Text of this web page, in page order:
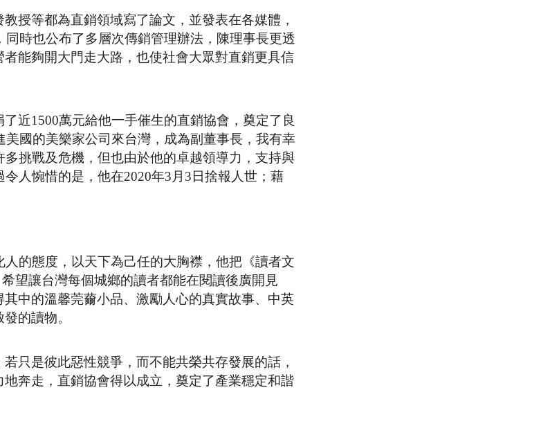
授等都為直銷領域寫了論文，並發表在各媒體，
時也公布了多層次傳銷管理辦法，陳理事長更透
能夠開大門走大路，也使社會大眾對直銷更具信
近1500萬元給他一手催生的直銷協會，奠定了良
國的美樂家公司來台灣，成為副董事長，我有幸
挑戰及危機，但也由於他的卓越領導力，支持與
人惋惜的是，他在2020年3月3日捨報人世；藉
的態度，以天下為己任的大胸襟，他把《讀者文
望讓台灣每個城鄉的讀者都能在閱讀後廣開見
中的溫馨莞薾小品、激勵人心的真實故事、中英
的讀物。
只是彼此惡性競爭，而不能共榮共存發展的話，
奔走，直銷協會得以成立，奠定了產業穩定和諧